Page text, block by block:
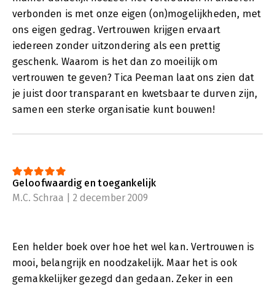
Onno Hamburger. Senior trainer & Happiness coach bij Van
Harte & Lingsma.
verbonden is met onze eigen (on)mogelijkheden, met
ons eigen gedrag. Vertrouwen krijgen ervaart
iedereen zonder uitzondering als een prettig
geschenk. Waarom is het dan zo moeilijk om
vertrouwen te geven? Tica Peeman laat ons zien dat
je juist door transparant en kwetsbaar te durven zijn,
samen een sterke organisatie kunt bouwen!
Geloofwaardig en toegankelijk
M.C. Schraa | 2 december 2009
Een helder boek over hoe het wel kan. Vertrouwen is
mooi, belangrijk en noodzakelijk. Maar het is ook
gemakkelijker gezegd dan gedaan. Zeker in een